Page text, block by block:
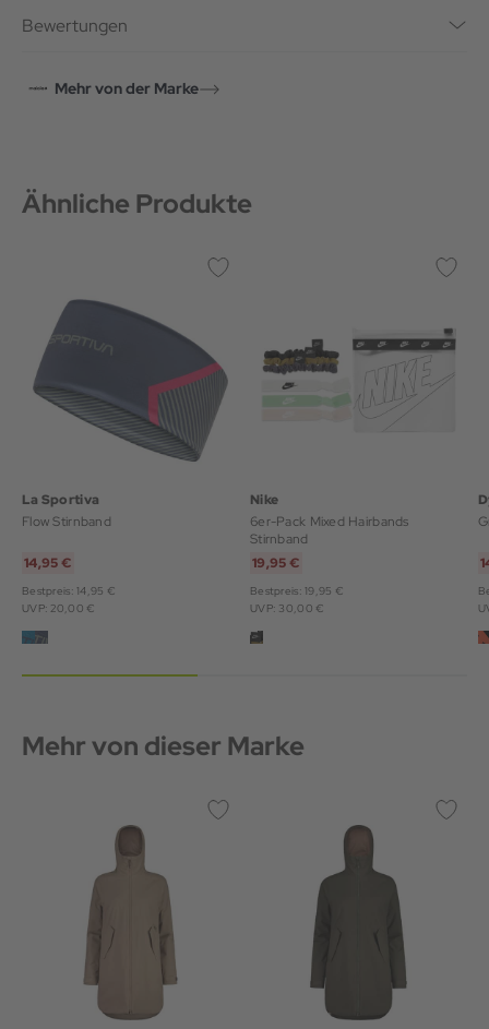
Bewertungen
Mehr von der Marke
Ähnliche Produkte
La Sportiva
Flow Stirnband
14,95 €
Bestpreis: 14,95 €
UVP: 20,00 €
Nike
6er-Pack Mixed Hairbands
Stirnband
19,95 €
Bestpreis: 19,95 €
UVP: 30,00 €
Mehr von dieser Marke